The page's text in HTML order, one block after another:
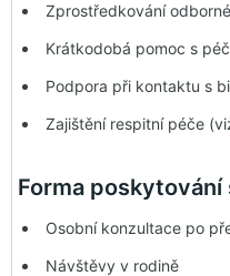
Zprostředkování
Krátkodobá pomoc s
Podpora při kontaktu s
Zajištění respitní péče
Forma poskytování
Osobní konzultace po
Návštěvy v rodině